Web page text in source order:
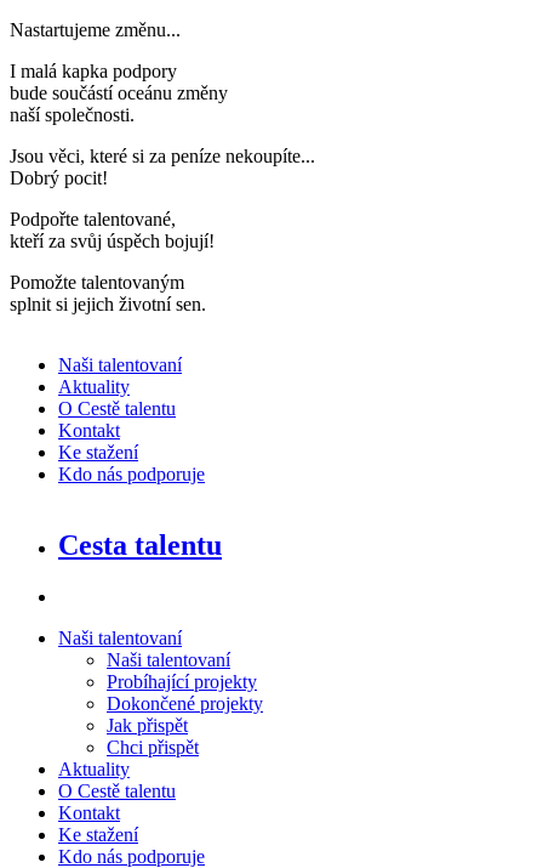
Nastartujeme změnu...
I malá kapka podpory
bude součástí oceánu změny
naší společnosti.
Jsou věci, které si za peníze nekoupíte...
Dobrý pocit!
Podpořte talentované,
kteří za svůj úspěch bojují!
Pomožte talentovaným
splnit si jejich životní sen.
Naši talentovaní
Aktuality
O Cestě talentu
Kontakt
Ke stažení
Kdo nás podporuje
Cesta talentu
Naši talentovaní
Naši talentovaní
Probíhající projekty
Dokončené projekty
Jak přispět
Chci přispět
Aktuality
O Cestě talentu
Kontakt
Ke stažení
Kdo nás podporuje